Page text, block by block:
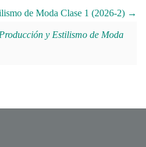
de Moda Clase 1 (2026-2)
y Estilismo de Moda